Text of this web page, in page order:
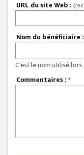
URL du site Web :
Nom du bénéficiaire :
C'est le nom utilisé
Commentaires : *